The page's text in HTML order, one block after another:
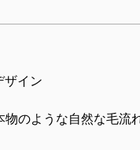
ザイン
のような自然な毛流